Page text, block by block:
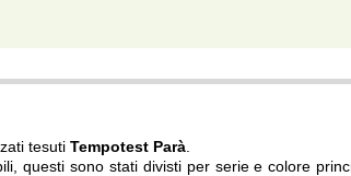
tesuti Tempotest Parà
questi sono stati divisti per serie e colore